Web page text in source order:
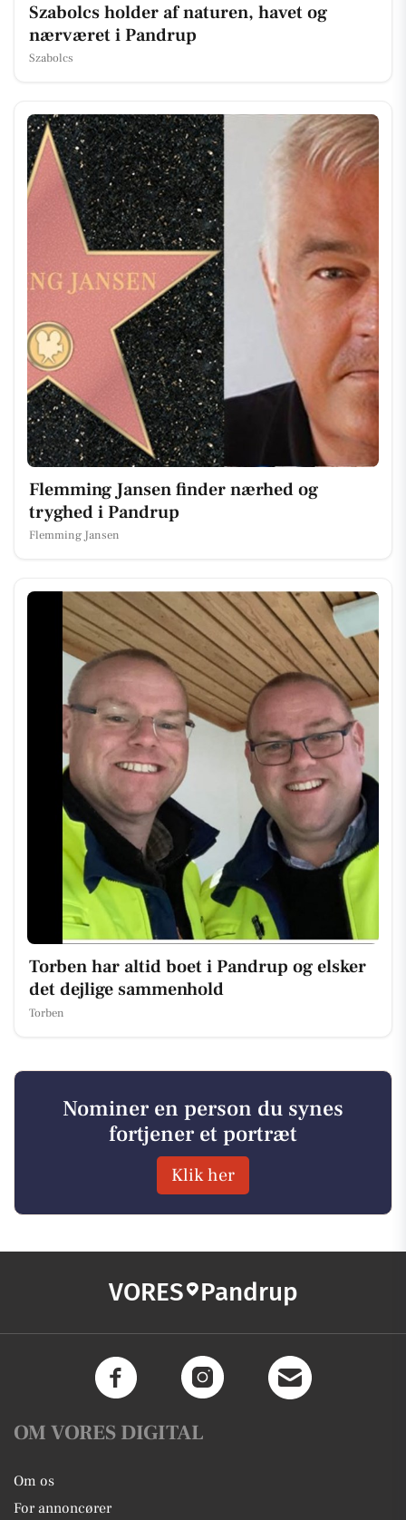
Szabolcs holder af naturen, havet og
nærværet i Pandrup
Szabolcs
Flemming Jansen finder nærhed og
tryghed i Pandrup
Flemming Jansen
Torben har altid boet i Pandrup og elsker
det dejlige sammenhold
Torben
Nominer en person du synes
fortjener et portræt
Klik her
VORES Pandrup
OM VORES DIGITAL
Om os
For annoncører